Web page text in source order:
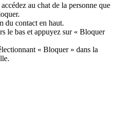
au chat de la personne que
du contact en haut.
le bas et appuyez sur « Bloquer
« Bloquer » dans la